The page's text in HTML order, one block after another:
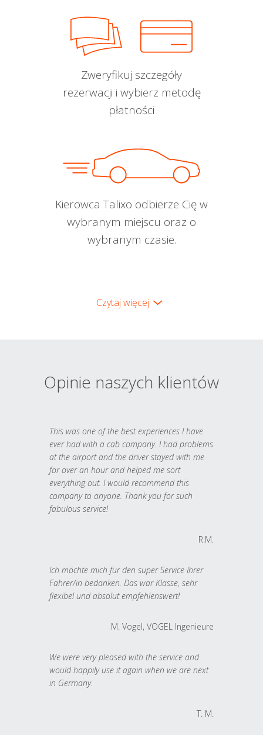
Zweryfikuj szczegóły
rezerwacji i wybierz metodę
płatności
Kierowca Talixo odbierze Cię w
wybranym miejscu oraz o
wybranym czasie.
Czytaj więcej
Opinie naszych klientów
This was one of the best experiences I have
ever had with a cab company. I had problems
at the airport and the driver stayed with me
for over an hour and helped me sort
everything out. I would recommend this
company to anyone. Thank you for such
fabulous service!
R.M.
Ich möchte mich für den super Service Ihrer
Fahrer/in bedanken. Das war Klasse, sehr
flexibel und absolut empfehlenswert!
M. Vogel, VOGEL Ingenieure
We were very pleased with the service and
would happily use it again when we are next
in Germany.
T. M.